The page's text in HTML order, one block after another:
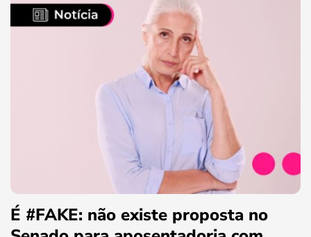
É #FAKE: não existe proposta no